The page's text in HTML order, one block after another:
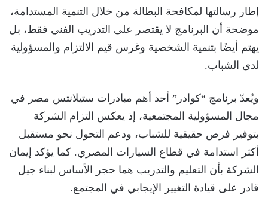
إطار رسالتها لمكافحة البطالة من خلال التنمية المستدامة،
موضحة أن البرنامج لا يقتصر على التدريب الفني فقط، بل
يهتم أيضًا بتنمية الشخصية وغرس قيم الالتزام والمسؤولية
لدى الشباب.
ويُعدّ برنامج “كوادر” أحد أهم مبادرات ستيلانتس مصر في
مجال المسؤولية المجتمعية، إذ يعكس التزام الشركة
بتوفير فرص حقيقية للشباب، ودعم التحول نحو مستقبل
أكثر استدامة في قطاع السيارات المصري. كما يؤكد إيمان
الشركة بأن التعليم والتدريب هما حجر الأساس لبناء جيل
قادر على قيادة التغيير الإيجابي في المجتمع.